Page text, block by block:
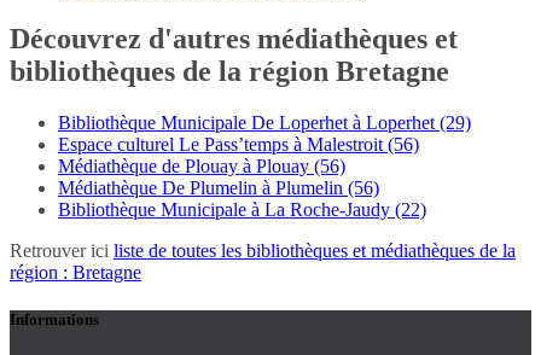
Découvrez d'autres médiathèques et
bibliothèques de la région Bretagne
Bibliothèque Municipale De Loperhet à Loperhet (29)
Espace culturel Le Pass’temps à Malestroit (56)
Médiathèque de Plouay à Plouay (56)
Médiathèque De Plumelin à Plumelin (56)
Bibliothèque Municipale à La Roche-Jaudy (22)
Retrouver ici liste de toutes les bibliothèques et médiathèques de la
région : Bretagne
Informations